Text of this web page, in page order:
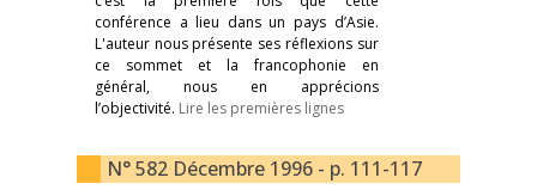
conférence a lieu dans un pays d’Asie.
L'auteur nous présente ses réflexions sur
ce sommet et la francophonie en
général, nous en apprécions
l’objectivité. Lire les premières lignes
N° 582 Décembre 1996 - p. 111-117